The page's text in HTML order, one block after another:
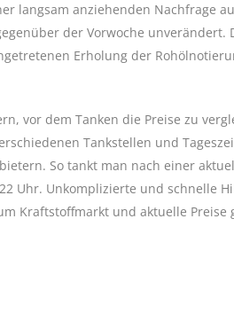
langsam anziehenden Nachfrage
der Vorwoche
Erholung der
vor dem Tanken die Preise zu
Tankstellen und
So tankt man nach einer
Uhr. Unkomplizierte und schnelle
Kraftstoffmarkt und aktuelle Preise